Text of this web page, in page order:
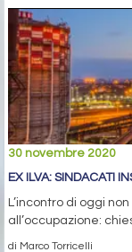
30 novembre 2020
EX ILVA: SINDACATI
L’incontro di oggi
all’occupazione:
di Marco Torricelli